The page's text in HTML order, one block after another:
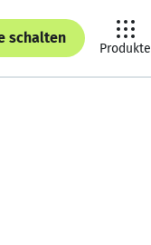
schalten
Produkte